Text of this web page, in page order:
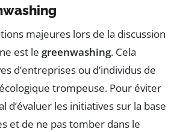
majeures lors de la discussion
est le greenwashing. Cela
d’entreprises ou d’individus de
trompeuse. Pour éviter
d’évaluer les initiatives sur la base
et de ne pas tomber dans le